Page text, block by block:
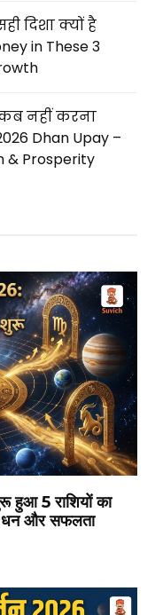
दिशा क्यों है
in These 3
कब नहीं करना
Dhan Upay –
& Prosperity
5 राशियों का
धन और सफलता